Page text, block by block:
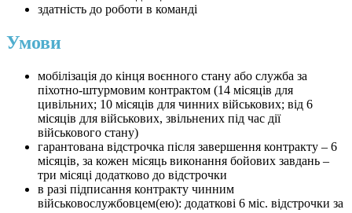
здатність до роботи в команді
Умови
мобілізація до кінця воєнного стану або служба за
піхотно-штурмовим контрактом (14 місяців для
цивільних; 10 місяців для чинних військових; від 6
місяців для військових, звільнених під час дії
військового стану)
гарантована відстрочка після завершення контракту – 6
місяців, за кожен місяць виконання бойових завдань –
три місяці додатково до відстрочки
в разі підписання контракту чинним
військовослужбовцем(ею): додаткові 6 міс. відстрочки за